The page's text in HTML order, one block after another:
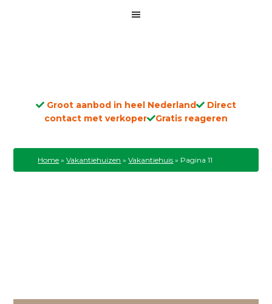
Groot aanbod in heel Nederland
Direct
contact met verkoper
Gratis reageren
Home »Vakantiehuizen »Vakantiehuis » Pagina 11